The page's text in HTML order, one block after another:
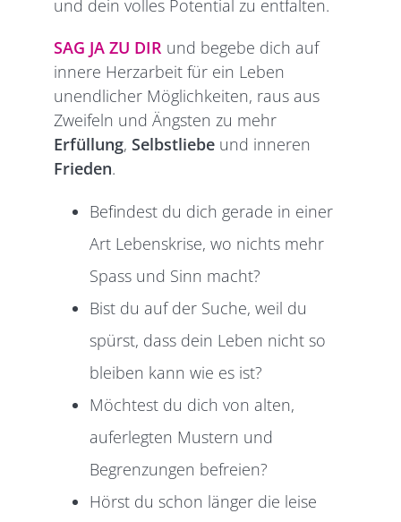
und dein volles Potential zu entfalten.
SAG JA ZU DIR und begebe dich auf
innere Herzarbeit für ein Leben
unendlicher Möglichkeiten, raus aus
Zweifeln und Ängsten zu mehr
Erfüllung, Selbstliebe und inneren
Frieden.
Befindest du dich gerade in einer
Art Lebenskrise, wo nichts mehr
Spass und Sinn macht?
Bist du auf der Suche, weil du
spürst, dass dein Leben nicht so
bleiben kann wie es ist?
Möchtest du dich von alten,
auferlegten Mustern und
Begrenzungen befreien?
Hörst du schon länger die leise